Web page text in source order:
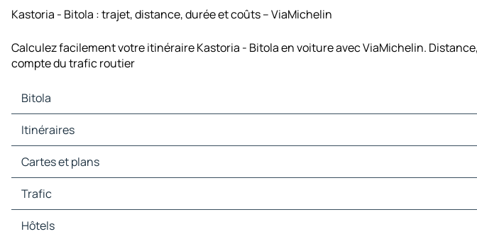
Kastoria - Bitola : trajet, distance, durée et coûts – ViaMichelin
Calculez facilement votre itinéraire Kastoria - Bitola en voiture avec ViaMichelin.
compte du trafic routier
Bitola
Bitola Cartes et plans
Bitola Trafic
Bitola Hôtels
Bitola Restaurants
Bitola Stations-service
Itinéraires
Itinéraires Bitola - Ohrid
Itinéraires Bitola - Florina
Itinéraires Bitola - Prilep
Itinéraires Bitola - Resen
Itinéraires Bitola - Psarades
Itinéraires Bitola - Dolneni
Cartes et plans
Cartes et plans Ohrid
Cartes et plans Florina
Cartes et plans Prilep
Cartes et plans Resen
Trafic
Trafic Ohrid
Trafic Florina
Hôtels